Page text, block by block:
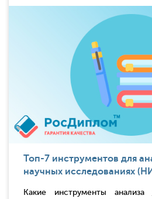
Топ-7 инструментов для
научных исследованиях
Какие инструменты